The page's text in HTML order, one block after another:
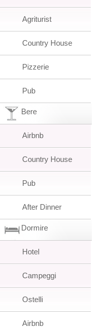
Agriturist
Country House
Pizzerie
Pub
Bere
Airbnb
Country House
Pub
After Dinner
Dormire
Hotel
Campeggi
Ostelli
Airbnb